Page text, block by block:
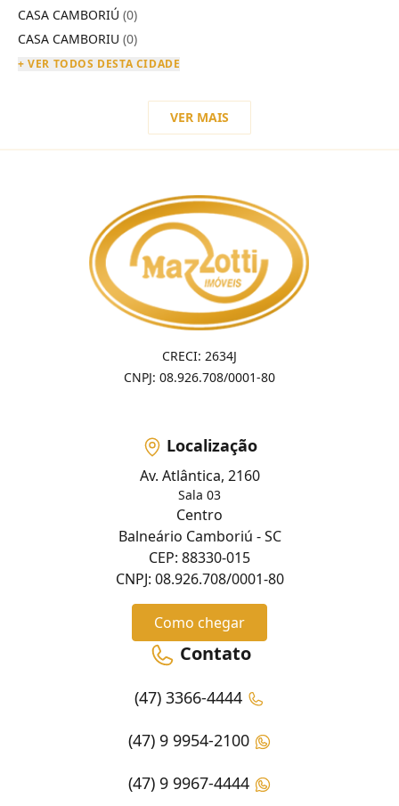
CASA CAMBORIÚ (0)
CASA CAMBORIU (0)
+ VER TODOS DESTA CIDADE
VER MAIS
CRECI: 2634J
CNPJ: 08.926.708/0001-80
Localização
Av. Atlântica, 2160
Sala 03
Centro
Balneário Camboriú - SC
CEP: 88330-015
CNPJ: 08.926.708/0001-80
Como chegar
Contato
(47) 3366-4444
(47) 9 9954-2100
(47) 9 9967-4444